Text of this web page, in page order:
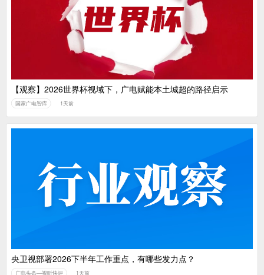
【观察】2026世界杯视域下，广电赋能本土城超的路径启示
国家广电智库 1天前
央卫视部署2026下半年工作重点，有哪些发力点？
广电头条—视听快评 1天前